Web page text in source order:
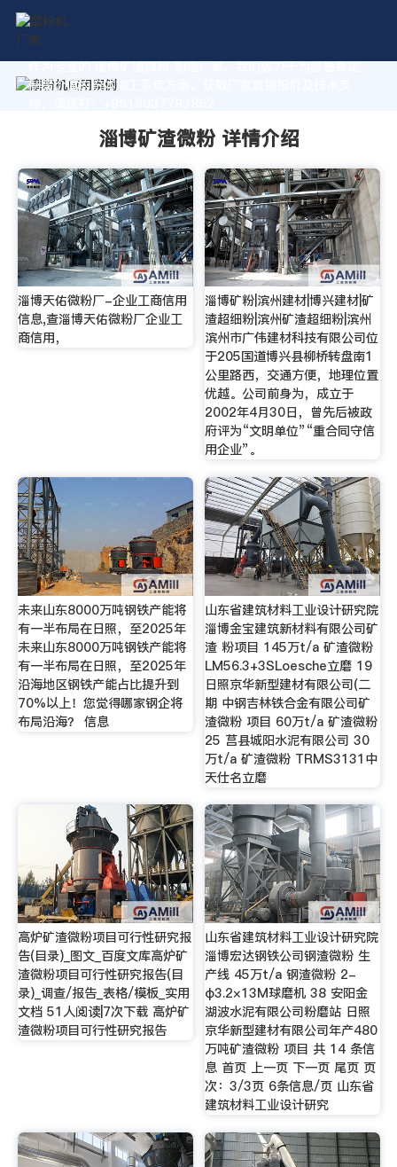
作为专业的 淄博矿渣微粉 制造厂家，我们致力于为您量身定
制高价值的粉体加工系统方案。获取厂家直销报价及技术支
淄博矿渣微粉 详情介绍
淄博天佑微粉厂-企业工商信用
信息,查淄博天佑微粉厂企业工
商信用，
淄博矿粉|滨州建材|博兴建材|矿
渣超细粉|滨州矿渣超细粉|滨州
滨州市广伟建材科技有限公司位
于205国道博兴县柳桥转盘南1
公里路西，交通方便，地理位置
优越。公司前身为，成立于
2002年4月30日，曾先后被政
府评为“文明单位”“重合同守信
用企业”。
未来山东8000万吨钢铁产能将
有一半布局在日照，至2025年
未来山东8000万吨钢铁产能将
有一半布局在日照，至2025年
沿海地区钢铁产能占比提升到
70%以上！您觉得哪家钢企将
布局沿海？ 信息
山东省建筑材料工业设计研究院
淄博金宝建筑新材料有限公司矿
渣 粉项目 145万t/a 矿渣微粉
LM56.3+3SLoesche立磨 19
日照京华新型建材有限公司(二
期 中钢吉林铁合金有限公司矿
渣微粉 项目 60万t/a 矿渣微粉
25 莒县城阳水泥有限公司 30
万t/a 矿渣微粉 TRMS3131中
天仕名立磨
高炉矿渣微粉项目可行性研究报
告(目录)_图文_百度文库高炉矿
渣微粉项目可行性研究报告(目
录)_调查/报告_表格/模板_实用
文档 51人阅读|7次下载 高炉矿
渣微粉项目可行性研究报告
山东省建筑材料工业设计研究院
淄博宏达钢铁公司钢渣微粉 生
产线 45万t/a 钢渣微粉 2-
φ3.2×13M球磨机 38 安阳金
湖波水泥有限公司粉磨站 日照
京华新型建材有限公司年产480
万吨矿渣微粉 项目 共 14 条信
息 首页 上一页 下一页 尾页 页
次：3/3页 6条信息/页 山东省
建筑材料工业设计研究